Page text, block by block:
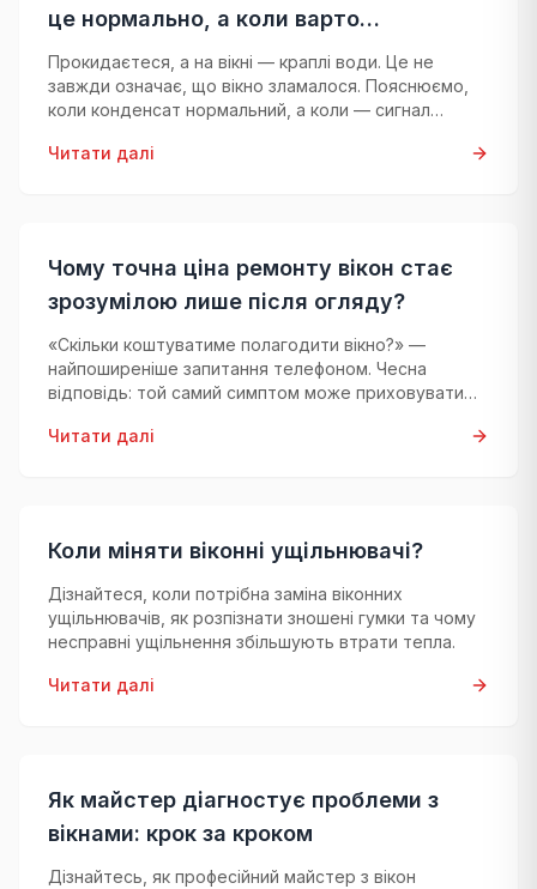
це нормально, а коли варто
занепокоїтися
Прокидаєтеся, а на вікні — краплі води. Це не
завжди означає, що вікно зламалося. Пояснюємо,
коли конденсат нормальний, а коли — сигнал
Читати далі
Чому точна ціна ремонту вікон стає
зрозумілою лише після огляду?
«Скільки коштуватиме полагодити вікно?» —
найпоширеніше запитання телефоном. Чесна
відповідь: той самий симптом може приховувати
назвати лише після професійної діагностики.
Читати далі
Коли міняти віконні ущільнювачі?
Дізнайтеся, коли потрібна заміна віконних
ущільнювачів, як розпізнати зношені гумки та чому
несправні ущільнення збільшують втрати тепла.
Читати далі
Як майстер діагностує проблеми з
вікнами: крок за кроком
Дізнайтесь, як професійний майстер з вікон